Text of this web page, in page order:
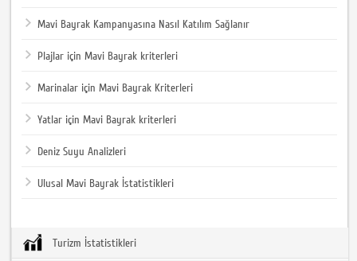
Mavi Bayrak Kampanyasına Nasıl Katılım Sağlanır
Plajlar için Mavi Bayrak kriterleri
Marinalar için Mavi Bayrak Kriterleri
Yatlar için Mavi Bayrak kriterleri
Deniz Suyu Analizleri
Ulusal Mavi Bayrak İstatistikleri
Turizm İstatistikleri